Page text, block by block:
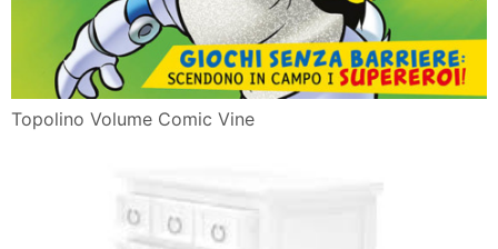
Topolino Volume Comic Vine